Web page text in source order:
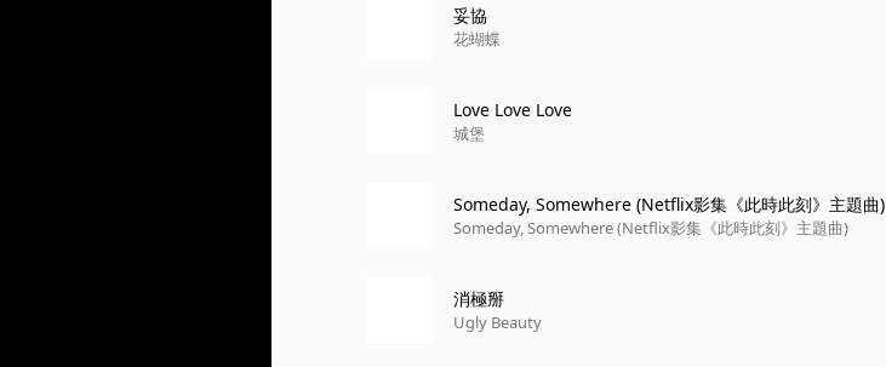
妥協
花蝴蝶
Love Love Love
城堡
Someday, Somewhere (Netflix影集《此時此刻》主題曲)
Someday, Somewhere (Netflix影集《此時此刻》主題曲)
消極掰
Ugly Beauty